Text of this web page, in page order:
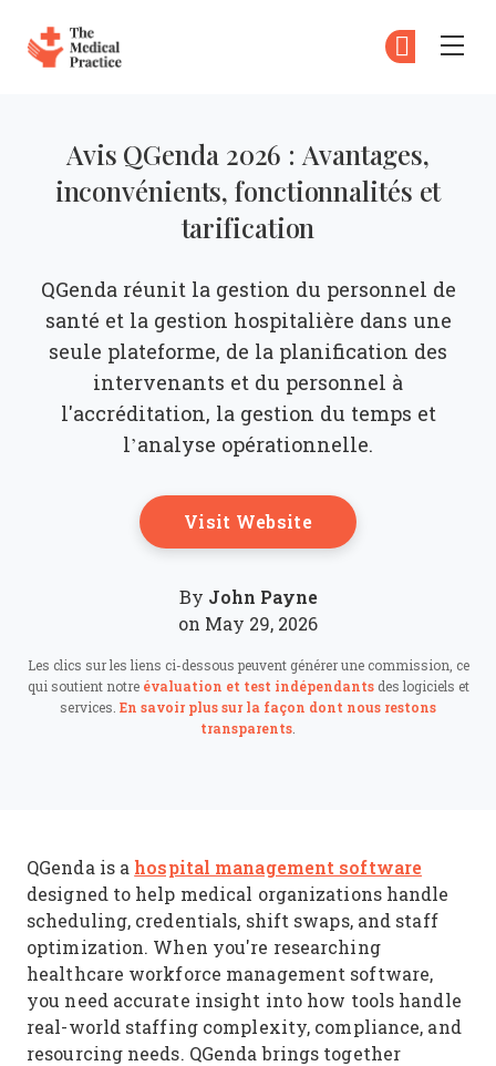
Avis QGenda 2026 : Avantages,
inconvénients, fonctionnalités et
tarification
QGenda réunit la gestion du personnel de
santé et la gestion hospitalière dans une
seule plateforme, de la planification des
intervenants et du personnel à
l'accréditation, la gestion du temps et
l’analyse opérationnelle.
Visit WebsiteOpens New
By John Payne
on May 29, 2026
Les clics sur les liens ci-dessous peuvent générer une commission, ce
qui soutient notre évaluation et test indépendantsdes logiciels et
services. En savoir plus sur la façon dont nous restons
transparents
QGenda is a hospital management software
designed to help medical organizations handle
scheduling, credentials, shift swaps, and staff
optimization. When you're researching
healthcare workforce management software,
you need accurate insight into how tools handle
real-world staffing complexity, compliance, and
resourcing needs. QGenda brings together